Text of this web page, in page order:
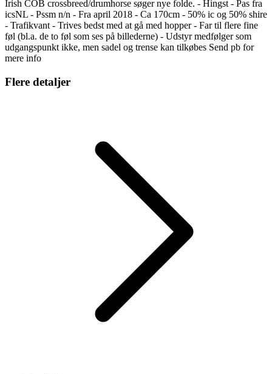
Irish COB crossbreed/drumhorse søger nye folde. - Hingst - Pas fra
icsNL - Pssm n/n - Fra april 2018 - Ca 170cm - 50% ic og 50% shire
- Trafikvant - Trives bedst med at gå med hopper - Far til flere fine
føl (bl.a. de to føl som ses på billederne) - Udstyr medfølger som
udgangspunkt ikke, men sadel og trense kan tilkøbes Send pb for
mere info
Flere detaljer